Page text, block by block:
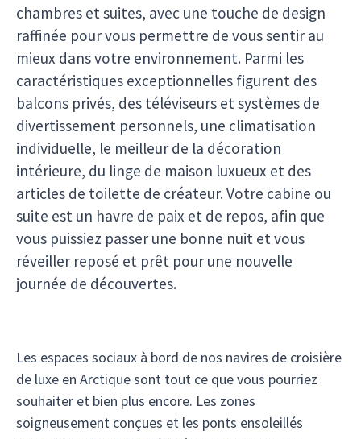
chambres et suites, avec une touche de design
raffinée pour vous permettre de vous sentir au
mieux dans votre environnement. Parmi les
caractéristiques exceptionnelles figurent des
balcons privés, des téléviseurs et systèmes de
divertissement personnels, une climatisation
individuelle, le meilleur de la décoration
intérieure, du linge de maison luxueux et des
articles de toilette de créateur. Votre cabine ou
suite est un havre de paix et de repos, afin que
vous puissiez passer une bonne nuit et vous
réveiller reposé et prêt pour une nouvelle
journée de découvertes.
Les espaces sociaux à bord de nos navires de croisière
de luxe en Arctique sont tout ce que vous pourriez
souhaiter et bien plus encore. Les zones
soigneusement conçues et les ponts ensoleillés